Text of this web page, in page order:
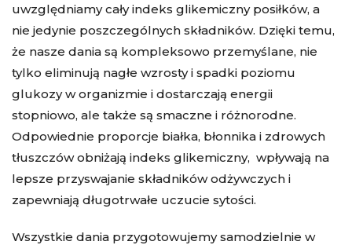
uwzględniamy cały indeks glikemiczny posiłków, a
nie jedynie poszczególnych składników. Dzięki temu,
że nasze dania są kompleksowo przemyślane, nie
tylko eliminują nagłe wzrosty i spadki poziomu
glukozy w organizmie i dostarczają energii
stopniowo, ale także są smaczne i różnorodne.
Odpowiednie proporcje białka, błonnika i zdrowych
tłuszczów obniżają indeks glikemiczny, wpływają na
lepsze przyswajanie składników odżywczych i
zapewniają długotrwałe uczucie sytości.
Wszystkie dania przygotowujemy samodzielnie w